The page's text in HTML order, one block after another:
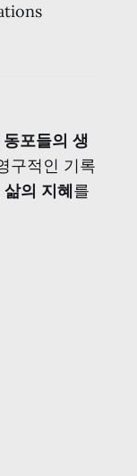
포들의 생
구적인 기록
삶의 지혜를